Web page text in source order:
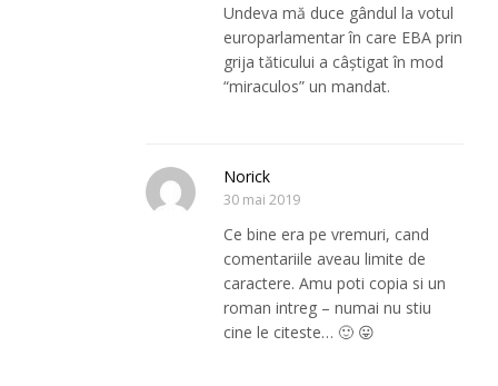
Undeva mă duce gândul la votul
europarlamentar în care EBA prin
grija tăticului a câștigat în mod
“miraculos” un mandat.
Norick
30 mai 2019
Ce bine era pe vremuri, cand
comentariile aveau limite de
caractere. Amu poti copia si un
roman intreg – numai nu stiu
cine le citeste… 🙂 😛